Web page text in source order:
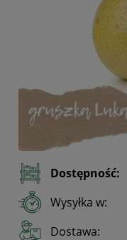
Dostępność:
Wysyłka w:
Dostawa: